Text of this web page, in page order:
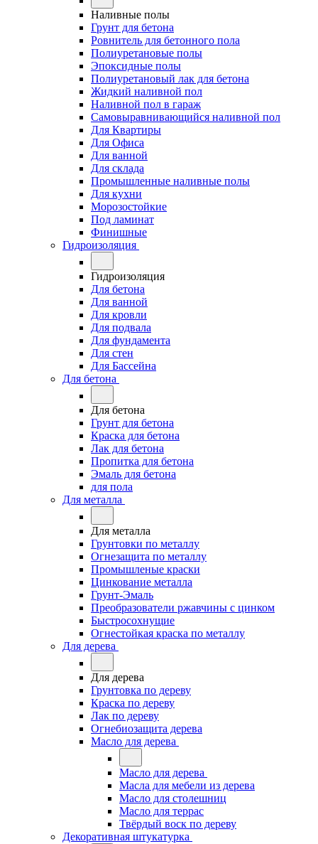
Наливные полы
Грунт для бетона
Ровнитель для бетонного пола
Полиуретановые полы
Эпоксидные полы
Полиуретановый лак для бетона
Жидкий наливной пол
Наливной пол в гараж
Самовыравнивающийся наливной пол
Для Квартиры
Для Офиса
Для ванной
Для склада
Промышленные наливные полы
Для кухни
Морозостойкие
Под ламинат
Финишные
Гидроизоляция
Гидроизоляция
Для бетона
Для ванной
Для кровли
Для подвала
Для фундамента
Для стен
Для Бассейна
Для бетона
Для бетона
Грунт для бетона
Краска для бетона
Лак для бетона
Пропитка для бетона
Эмаль для бетона
для пола
Для металла
Для металла
Грунтовки по металлу
Огнезащита по металлу
Промышленые краски
Цинкование металла
Грунт-Эмаль
Преобразователи ржавчины с цинком
Быстросохнущие
Огнестойкая краска по металлу
Для дерева
Для дерева
Грунтовка по дереву
Краска по дереву
Лак по дереву
Огнебиозащита дерева
Масло для дерева
Масло для дерева
Масла для мебели из дерева
Масло для столешниц
Масло для террас
Твёрдый воск по дереву
Декоративная штукатурка